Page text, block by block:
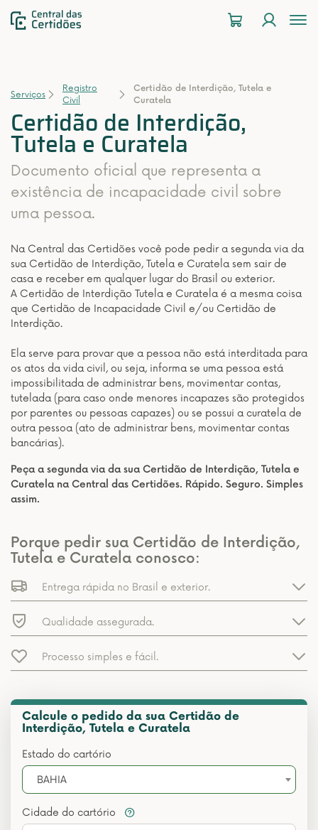
Serviços
Registro
Civil
Certidão de Interdição, Tutela e
Curatela
Certidão de Interdição,
Tutela e Curatela
Documento oficial que representa a
existência de incapacidade civil sobre
uma pessoa.
Na Central das Certidões você pode pedir a segunda via da
sua Certidão de Interdição, Tutela e Curatela sem sair de
casa e receber em qualquer lugar do Brasil ou exterior.
A Certidão de Interdição Tutela e Curatela é a mesma coisa
que Certidão de Incapacidade Civil e/ou Certidão de
Interdição.
Ela serve para provar que a pessoa não está interditada para
os atos da vida civil, ou seja, informa se uma pessoa está
impossibilitada de administrar bens, movimentar contas,
tutelada (para caso onde menores incapazes são protegidos
por parentes ou pessoas capazes) ou se possui a curatela de
outra pessoa (ato de administrar bens, movimentar contas
bancárias).
Peça a segunda via da sua Certidão de Interdição, Tutela e
Curatela na Central das Certidões. Rápido. Seguro. Simples
assim.
Porque pedir sua Certidão de Interdição,
Tutela e Curatela conosco:
Entrega rápida no Brasil e exterior.
Qualidade assegurada.
Processo simples e fácil.
Calcule o pedido da sua Certidão de
Interdição, Tutela e Curatela
Estado do cartório
BAHIA
Cidade do cartório